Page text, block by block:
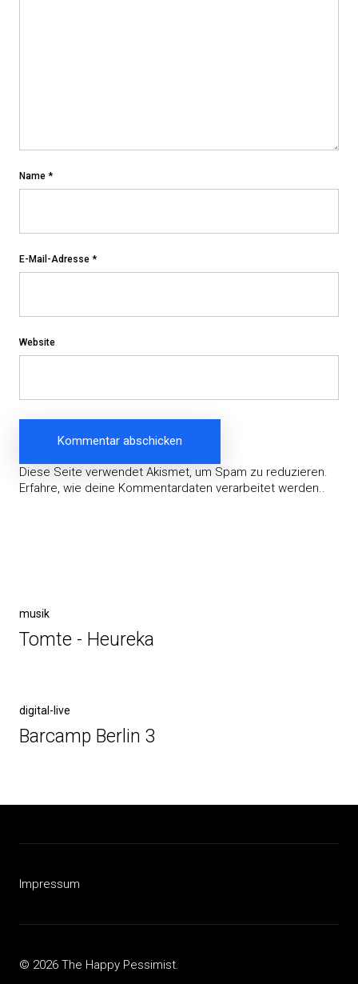
Name *
E-Mail-Adresse *
Website
Diese Seite verwendet Akismet, um Spam zu reduzieren.
Erfahre, wie deine Kommentardaten verarbeitet werden..
Vorheriger
Beitrag
musik
Tomte - Heureka
Nächster
Beitrag
digital-live
Barcamp Berlin 3
Impressum
© 2026 The Happy Pessimist.